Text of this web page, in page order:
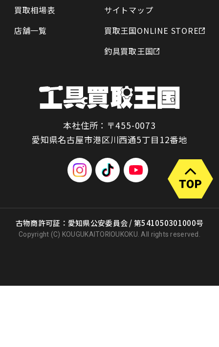
買取相場表
店舗一覧
サイトマップ
買取王国ONLINE STORE
釣具買取王国
本社住所：〒455-0073
愛知県名古屋市港区川西通5丁目12番地
古物商許可証：愛知県公安委員会 / 第541050301000号
Copyright (C) KOUGUKAITORIOUKOKU. All rights reserved.